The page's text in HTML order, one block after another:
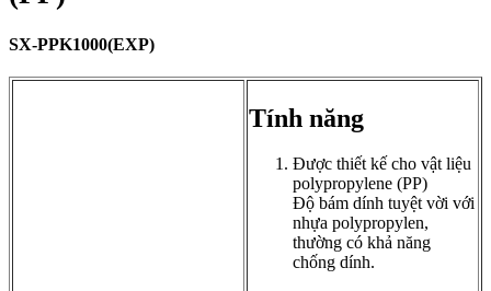
SX-PPK1000(EXP)
Tính năng
Được thiết kế cho vật liệu
polypropylene (PP)
Độ bám dính tuyệt vời với
nhựa polypropylen,
thường có khả năng
chống dính.